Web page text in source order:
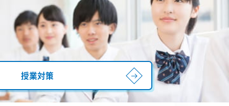
授業対策